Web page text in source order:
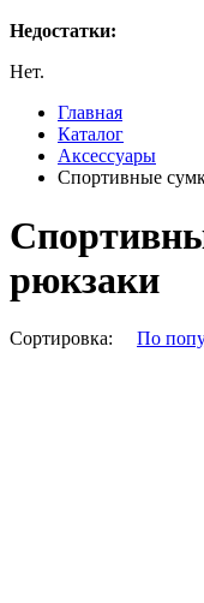
Недостатки:
Нет.
Главная
Каталог
Аксессуары
Спортивные
рюкзаки
Сортировка: По